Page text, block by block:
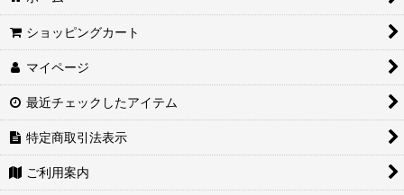
ショッピングカート
マイページ
最近チェックしたアイテム
特定商取引法表示
ご利用案内